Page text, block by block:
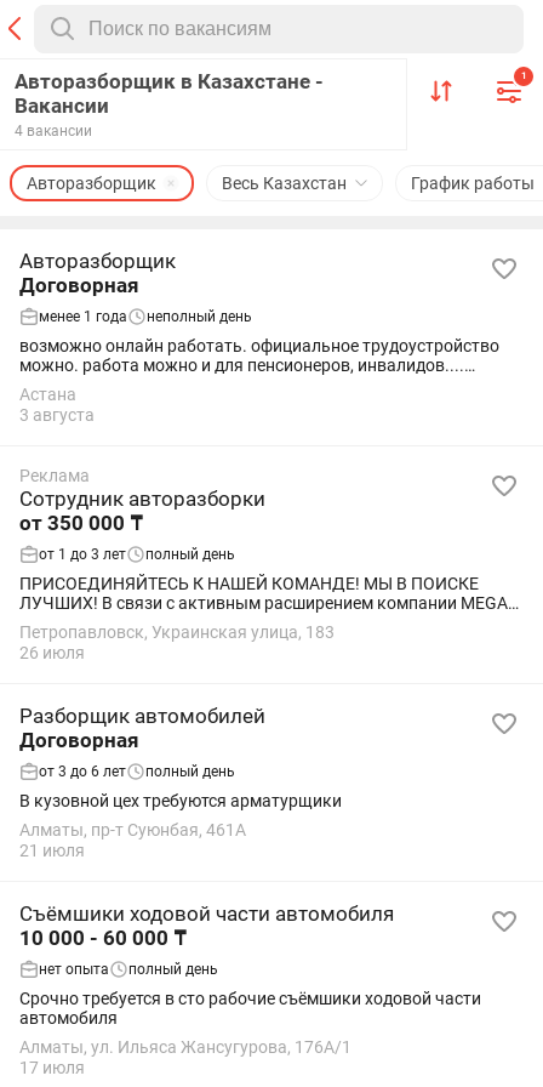
Авторазборщик в Казахстане -
Вакансии
4 вакансии
1
Весь Казахстан
Авторазборщик График работы
Авторазборщик
Договорная
менее 1 года неполный день
возможно онлайн работать. официальное трудоустройство
можно. работа можно и для пенсионеров, инвалидов....
Требуется человек для поиска автосервисов, также фирм
Астана
3 августа
Реклама
Сотрудник авторазборки
от 350 000 ₸
от 1 до 3 лет полный день
ПРИСОЕДИНЯЙТЕСЬ К НАШЕЙ КОМАНДЕ! МЫ В ПОИСКЕ
ЛУЧШИХ! В связи с активным расширением компании MEGA
Авторазбор, мы объявляем набор сотрудников в г.
Петропавловск. Если вы хотите работать в стабильной...
Петропавловск, Украинская улица, 183
26 июля
Разборщик автомобилей
Договорная
от 3 до 6 лет полный день
В кузовной цех требуются арматурщики
Алматы, пр-т Суюнбая, 461А
21 июля
Съёмшики ходовой части автомобиля
10 000 - 60 000 ₸
нет опыта полный день
Срочно требуется в сто рабочие съёмшики ходовой части
автомобиля
Алматы, ул. Ильяса Жансугурова, 176А/1
17 июля